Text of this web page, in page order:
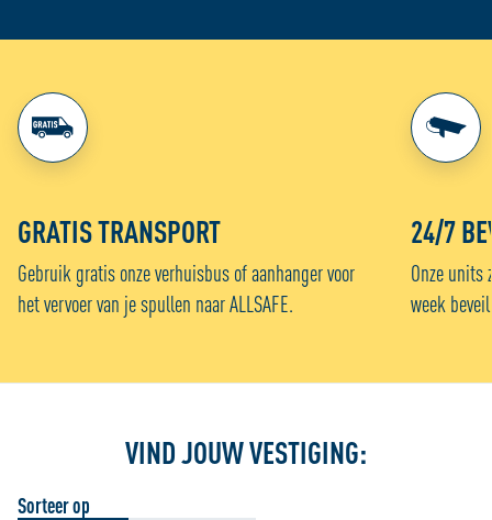
GRATIS TRANSPORT
Gebruik gratis onze verhuisbus of aanhanger voor
het vervoer van je spullen naar ALLSAFE.
24/7
Onze units
week
VIND JOUW VESTIGING:
Sorteer op